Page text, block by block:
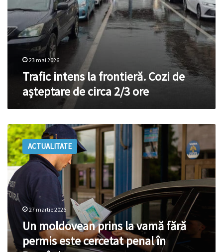
23 mai 2026
Trafic intens la frontieră. Cozi de
așteptare de circa 2/3 ore
Un
moldovean
prins
la
vamă
fără
permis
este
cercetat
penal
în
România
ACTUALITATE
27 martie 2026
Un moldovean prins la vamă fără
permis este cercetat penal în